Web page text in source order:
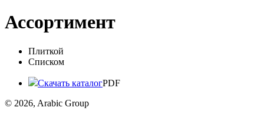
Ассортимент
Плиткой
Списком
Скачать каталогPDF
© 2026, Arabic Group